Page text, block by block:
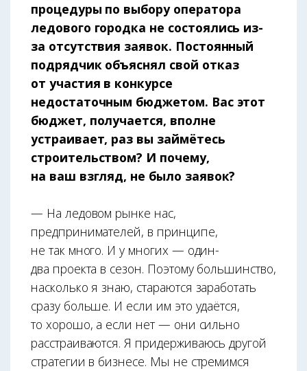
процедуры по выбору оператора
ледового городка не состоялись из-
за отсутствия заявок. Постоянный
подрядчик объяснял свой отказ
от участия в конкурсе
недостаточным бюджетом. Вас этот
бюджет, получается, вполне
устраивает, раз вы займётесь
строительством? И почему,
на ваш взгляд, не было заявок?
— На ледовом рынке нас,
предпринимателей, в принципе,
не так много. И у многих — один-
два проекта в сезон. Поэтому большинство,
насколько я знаю, стараются заработать
сразу больше. И если им это удаётся,
то хорошо, а если нет — они сильно
расстраиваются. Я придерживаюсь другой
стратегии в бизнесе. Мы не стремимся